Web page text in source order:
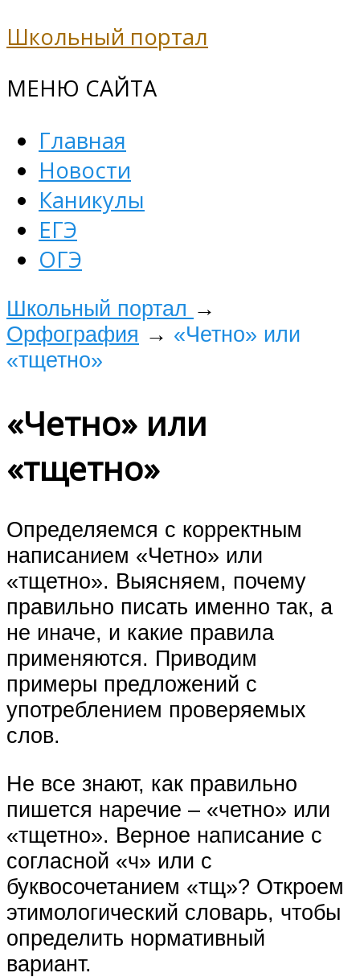
Школьный портал
МЕНЮ САЙТА
Главная
Новости
Каникулы
ЕГЭ
ОГЭ
Школьный портал →
Орфография → «Четно» или
«тщетно»
«Четно» или
«тщетно»
Определяемся с корректным
написанием «Четно» или
«тщетно». Выясняем, почему
правильно писать именно так, а
не иначе, и какие правила
применяются. Приводим
примеры предложений с
употреблением проверяемых
слов.
Не все знают, как правильно
пишется наречие – «четно» или
«тщетно». Верное написание с
согласной «ч» или с
буквосочетанием «тщ»? Откроем
этимологический словарь, чтобы
определить нормативный
вариант.